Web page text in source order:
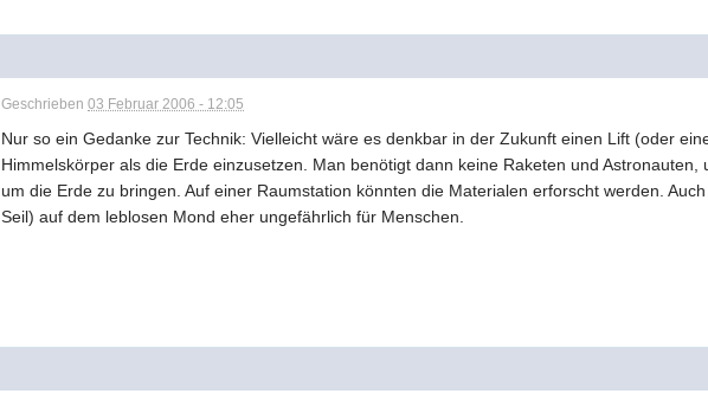
Geschrieben03 Februar 2006 - 12:05
Nur so ein Gedanke zur Technik: Vielleicht wäre es denkbar in der Zukunft einen Lift (oder
Himmelskörper als die Erde einzusetzen. Man benötigt dann keine Raketen und
um die Erde zu bringen. Auf einer Raumstation könnten die Materialen erforscht werden.
Seil) auf dem leblosen Mond eher ungefährlich für Menschen.